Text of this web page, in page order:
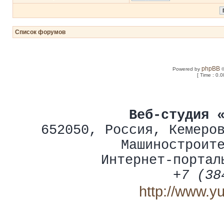
Список форумов
Powered byphpBB
[ Time :
Веб-студия
652050, Россия ,
Интернет-
+7
http://